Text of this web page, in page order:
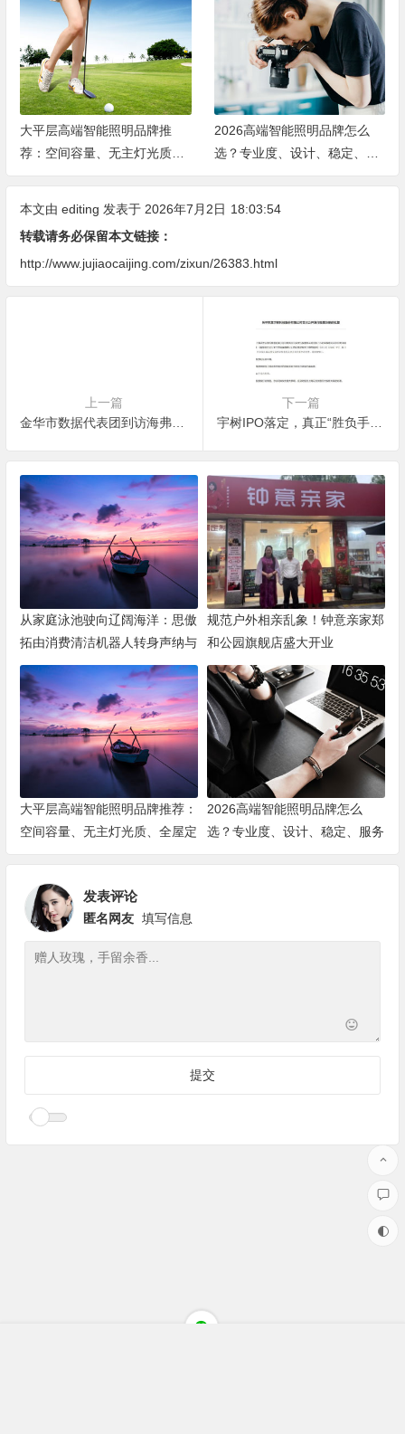
2026高端智能照明品牌怎么
选？专业度、设计、稳定、服
务四大维度深度盘点
广州白云正皓居养老院：阿尔
茨海默长者专属照料服务介绍
本文由 editing 发表于 2026年7月2日 18:03:54
转载请务必保留本文链接：
http://www.jujiaocaijing.com/zixun/26383.html
上一篇
金华市数据代表团到访海弗医疗 “院外通”达成落地
下一篇
宇树IPO落定，真正“胜负手”藏在海弗医疗数据库
从家庭泳池驶向辽阔海洋：思傲
拓由消费清洁机器人转身声纳与
海洋机器人赛道
规范户外相亲乱象！钟意亲家郑
和公园旗舰店盛大开业
大平层高端智能照明品牌推荐：
空间容量、无主灯光质、全屋定
制、长期售后四个维度全解析
2026高端智能照明品牌怎么
选？专业度、设计、稳定、服务
四大维度深度盘点
发表评论
匿名网友 填写信息